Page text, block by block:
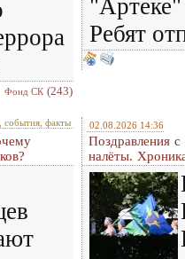
Фонд СК (243)
"Артеке"
Ребят
события, факты 02.08.2026 14:36
Поздравления
налёты.